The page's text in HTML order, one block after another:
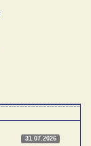
31.07.2026